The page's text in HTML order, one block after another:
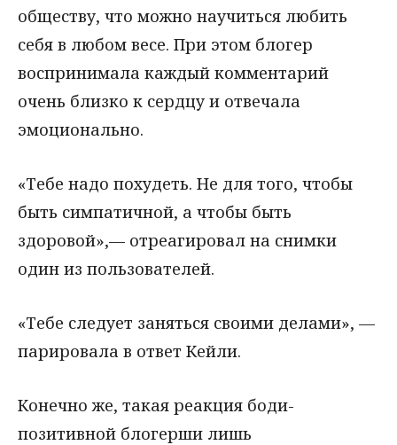
обществу, что можно научиться любить
себя в любом весе. При этом блогер
воспринимала каждый комментарий
очень близко к сердцу и отвечала
эмоционально.
«Тебе надо похудеть. Не для того, чтобы
быть симпатичной, а чтобы быть
здоровой»,— отреагировал на снимки
один из пользователей.
«Тебе следует заняться своими делами», —
парировала в ответ Кейли.
Конечно же, такая реакция боди-
позитивной блогерши лишь